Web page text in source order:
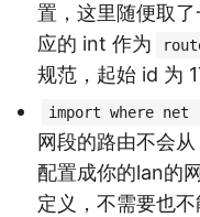
置，这里随便取
应的 int 作为
规范，起始 id 为
import where net
网段的路由不会
配置成你的lan的
定义，不需要也